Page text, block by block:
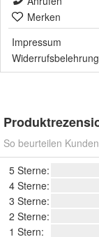
Merken
Impressum
Widerrufsbelehrung
So beurteilen
5 Sterne:
4 Sterne:
3 Sterne:
2 Sterne:
1 Stern: